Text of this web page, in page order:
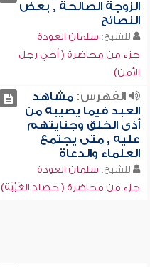
الزوجة الصالحة , بعض
النصائح
للشيخ: سلمان العودة
جزء من محاضرة ( أخي رجل
الأمن)
الفهرس:مشاهد
العبد فيما يصيبه من
أذى الخلق وجنايتهم
عليه , متى يجتمع
العلماء والدعاة
للشيخ: سلمان العودة
جزء من محاضرة ( حصاد الغَيْبَة)